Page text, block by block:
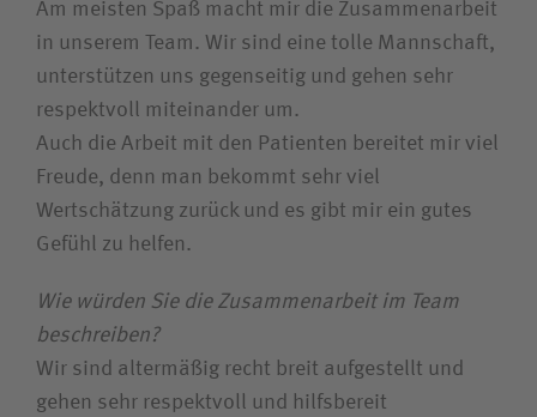
Am meisten Spaß macht mir die Zusammenarbeit
in unserem Team. Wir sind eine tolle Mannschaft,
unterstützen uns gegenseitig und gehen sehr
respektvoll miteinander um.
Auch die Arbeit mit den Patienten bereitet mir viel
Freude, denn man bekommt sehr viel
Wertschätzung zurück und es gibt mir ein gutes
Gefühl zu helfen.
Wie würden Sie die Zusammenarbeit im Team
beschreiben?
Wir sind altermäßig recht breit aufgestellt und
gehen sehr respektvoll und hilfsbereit